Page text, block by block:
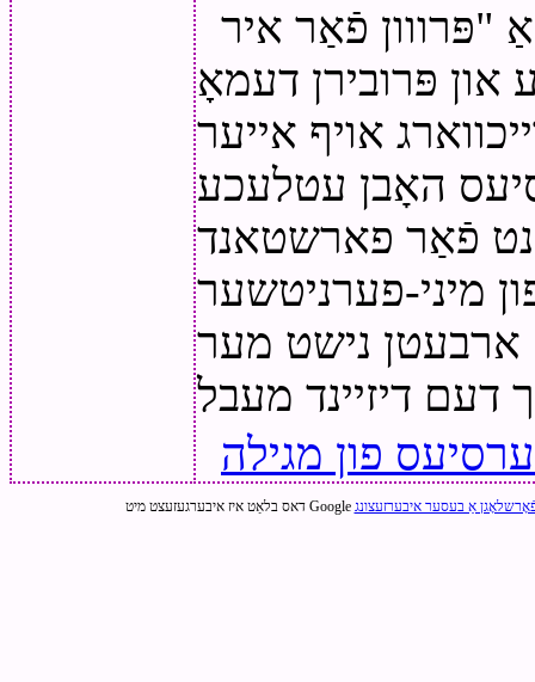
"פּרווון פֿאַר איר
פּרובירן דעמאָ
אויף אייער
האָבן עטלעכע
פֿאַר פארשטאנד
מיני-פערניטשער
ארבעטן נישט מער
פון מגילה
אַ בעסער איבערזעצונג